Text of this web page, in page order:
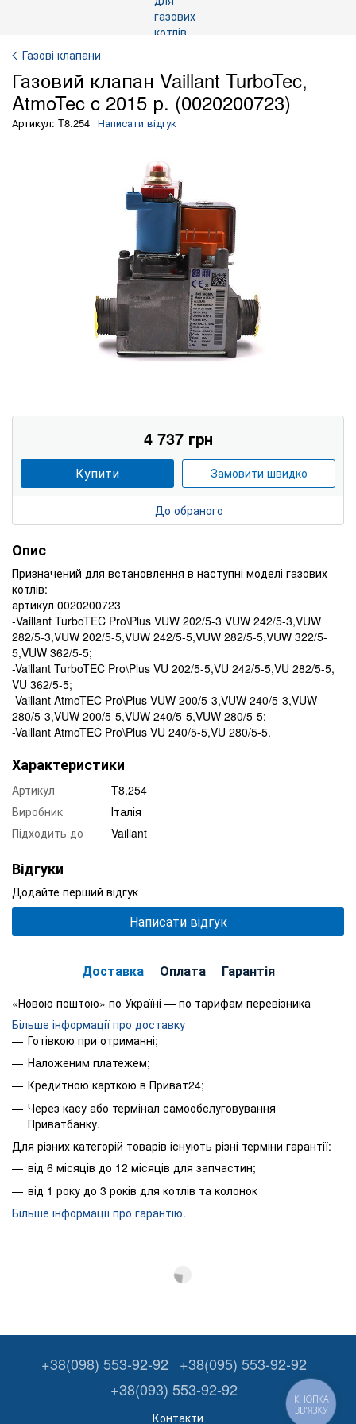
Газові клапани
Газовий клапан Vaillant TurboTec,
AtmoTec c 2015 р. (0020200723)
Артикул: T8.254 Написати відгук
4 737 грн
Купити Замовити швидко
До обраного
Опис
Призначений для встановлення в наступні моделі газових
котлів:
артикул 0020200723
-Vaillant TurboTEC Pro\Plus VUW 202/5-3 VUW 242/5-3,VUW
282/5-3,VUW 202/5-5,VUW 242/5-5,VUW 282/5-5,VUW 322/5-
5,VUW 362/5-5;
-Vaillant TurboTEC Pro\Plus VU 202/5-5,VU 242/5-5,VU 282/5-5,
VU 362/5-5;
-Vaillant AtmoTEC Pro\Plus VUW 200/5-3,VUW 240/5-3,VUW
280/5-3,VUW 200/5-5,VUW 240/5-5,VUW 280/5-5;
-Vaillant AtmoTEC Pro\Plus VU 240/5-5,VU 280/5-5.
Характеристики
Артикул
T8.254
Виробник
Італія
Підходить до
Vaillant
Відгуки
Додайте перший відгук
Написати відгук
Доставка Оплата Гарантія
«Новою поштою» по Україні — по тарифам перевізника
Більше інформації про доставку
Готівкою при отриманні;
Наложеним платежем;
Кредитною карткою в Приват24;
Через касу або термінал самообслуговування
Приватбанку.
Для різних категорій товарів існують різні терміни гарантії:
від 6 місяців до 12 місяців для запчастин;
від 1 року до 3 років для котлів та колонок
Більше інформації про гарантію.
+38(098) 553-92-92
+38(095) 553-92-92
+38(093) 553-92-92
Контакти
КНОПКА
ЗВ'ЯЗКУ